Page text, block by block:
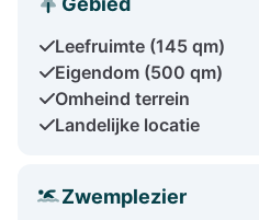
Leefruimte (145 qm)
Eigendom (500 qm)
Omheind terrein
Landelijke locatie
Zwemplezier